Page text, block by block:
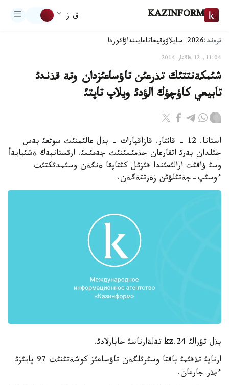
KAZINFORM ق ز
ترەند:2026-سايلاۋ وقيعاتاعايىنداۋاقوردا
11:04, 12 قاڭتار 2014
شئمكةنتتئك تذرعئن تاؤساعئزدان وتة قذندئ
تابيعي كاؤچؤك الؤدئ ويلاپ تاپتئ
استانا. 12 - قاثتار. قازاقپارات - بذل عالئمنئث سوثعئ بةس
جئلدان بةرئ اتقارعان جذمئسئنئث جةمئسئ. ارئستانبةك ةشئبايةأ
وسئ ؤاقئت ارالئعئندا قئزئل كئتاپقا ةنگةن وسئمدئكتئث
ءوسئپ-جةتئلؤئن زةرتتةگةن.
بذل تؤرالئ 24.kz تةلةارناسئ حابارلادئ.
ارنايئ تذقئمئ باقتا وسئرئلگةن تاؤساعئز كوشةتئنئث 97 پايئزئ
ءبذر جارعان.